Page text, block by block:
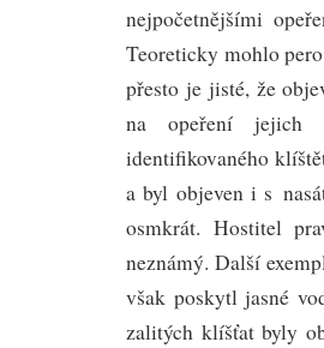
nejpočetnějšími
Teoreticky mohlo
přesto je jisté, že
na opeření jejich
identifikovaného
a byl objeven i s
osmkrát. Hostitel
neznámý. Další
však poskytl jasné
zalitých klíšťat byly